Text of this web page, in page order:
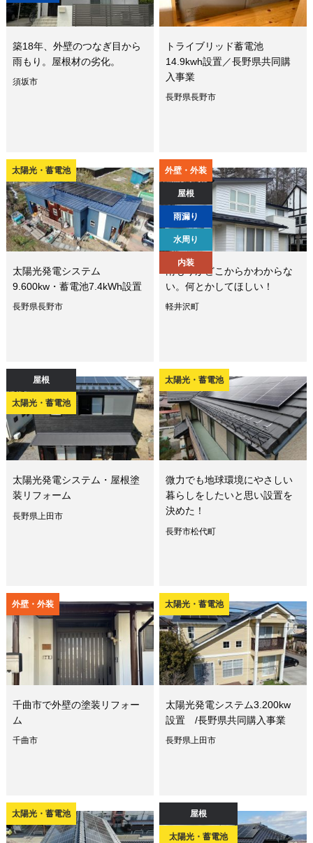
築18年、外壁のつなぎ目から
雨もり。屋根材の劣化。
須坂市
トライブリッド蓄電池
14.9kwh設置／長野県共同購
入事業
長野県長野市
太陽光・蓄電池
太陽光発電システム
9.600kw・蓄電池7.4kWh設置
長野県長野市
外壁・外装
屋根
雨漏り
水周り
内装
雨もりがどこからかわからな
い。何とかしてほしい！
軽井沢町
屋根
太陽光・蓄電池
太陽光発電システム・屋根塗
装リフォーム
長野県上田市
太陽光・蓄電池
微力でも地球環境にやさしい
暮らしをしたいと思い設置を
決めた！
長野市松代町
外壁・外装
千曲市で外壁の塗装リフォー
ム
千曲市
太陽光・蓄電池
太陽光発電システム3.200kw
設置 /長野県共同購入事業
長野県上田市
太陽光・蓄電池 屋根
太陽光・蓄電池